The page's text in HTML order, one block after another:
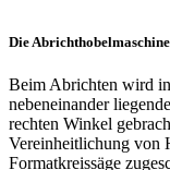
Die Abrichthobelmaschine
Beim Abrichten wird
nebeneinander
rechten Winkel
Vereinheitlichung von
Formatkreissäge